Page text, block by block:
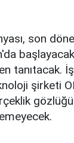
son
başlayacak
tanıtacak.
şirketi